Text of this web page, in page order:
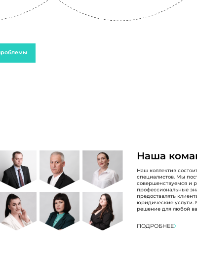
Наша
Наш коллектив
специалистов. Мы
совершенствуемся и
профессиональные
предоставлять
юридические услуги.
решение для любой
ПОДРОБНЕЕ